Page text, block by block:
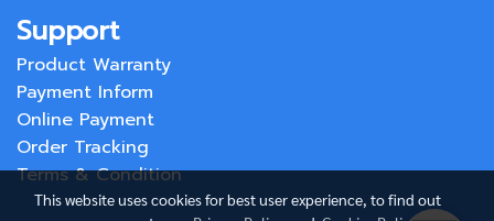
Support
Product Warranty
Payment Inform
Online Payment
Order Tracking
Terms & Condition
This website uses cookies for best user experience, to find out